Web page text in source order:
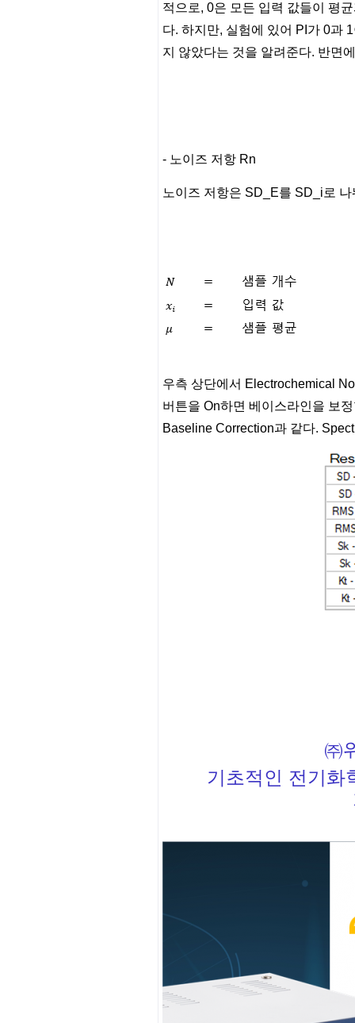
적으로, 0은 모든 입력 값들이 평
다. 하지만, 실험에 있어 PI가 0과
지 않았다는 것을 알려준다. 반면
- 노이즈 저항 Rn
노이즈 저항은 SD_E를 SD_i로
우측 상단에서 Electrochemical
버튼을 On하면 베이스라인을 보
Baseline Correction과 같다.
㈜
기초적인 전기